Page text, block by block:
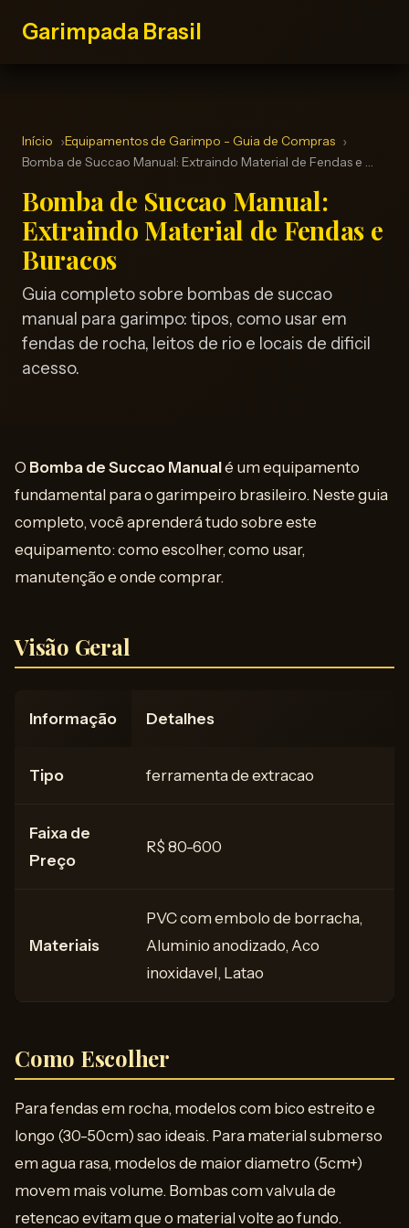
Garimpada Brasil
Início
Equipamentos de Garimpo - Guia de Compras
Bomba de Succao Manual: Extraindo Material de Fendas e …
Bomba de Succao Manual:
Extraindo Material de Fendas e
Buracos
Guia completo sobre bombas de succao
manual para garimpo: tipos, como usar em
fendas de rocha, leitos de rio e locais de dificil
acesso.
O Bomba de Succao Manualé um equipamento
fundamental para o garimpeiro brasileiro. Neste guia
completo, você aprenderá tudo sobre este
equipamento: como escolher, como usar,
manutenção e onde comprar.
Visão Geral
Informação Detalhes
Tipo ferramenta de extracao
Faixa de
Preço
R$ 80-600
Materiais
PVC com embolo de borracha,
Aluminio anodizado, Aco
inoxidavel, Latao
Como Escolher
Para fendas em rocha, modelos com bico estreito e
longo (30-50cm) sao ideais. Para material submerso
em agua rasa, modelos de maior diametro (5cm+)
movem mais volume. Bombas com valvula de
retencao evitam que o material volte ao fundo.